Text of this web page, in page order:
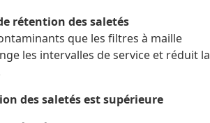
rétention des saletés
que les filtres à maille
les intervalles de service et réduit la
des saletés est supérieure